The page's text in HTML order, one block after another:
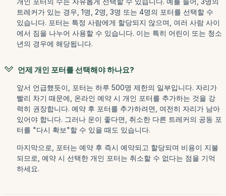
트레커가 있는 경우, 1명, 2명, 3명 또는 4명의 포터를 선택할 수
있습니다. 포터는 특정 사람에게 할당되지 않으며, 여러 사람 사이
에서 짐을 나누어 사용할 수 있습니다. 이는 특히 어린이 또는 청소
년의 경우에 해당됩니다.
언제 개인 포터를 선택해야 하나요?
앞서 언급했듯이, 포터는 하루 500명 제한의 일부입니다. 자리가
빨리 차기 때문에, 온라인 예약 시 개인 포터를 추가하는 것을 강
력히 권장합니다. 예약 후 포터를 추가하려면, 여전히 자리가 남아
있어야 합니다. 그러나 운이 좋다면, 취소한 다른 트레커의 공동 포
터를 "다시 확보"할 수 있을 때도 있습니다.
마지막으로, 포터는 예약 후 즉시 예약되고 할당되며 비용이 지불
되므로, 예약 시 선택한 개인 포터는 취소할 수 없다는 점을 기억
하세요.